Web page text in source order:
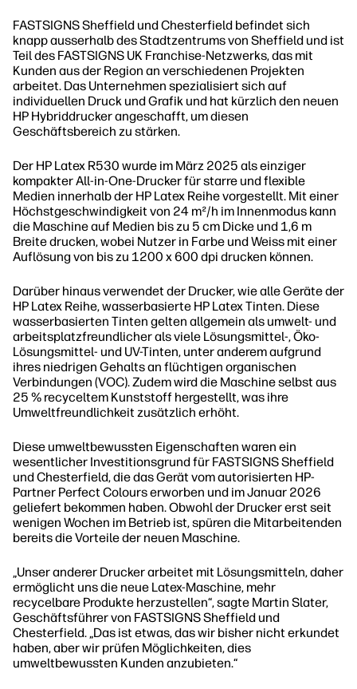
FASTSIGNS Sheffield und Chesterfield befindet sich
knapp ausserhalb des Stadtzentrums von Sheffield und ist
Teil des FASTSIGNS UK Franchise-Netzwerks, das mit
Kunden aus der Region an verschiedenen Projekten
arbeitet. Das Unternehmen spezialisiert sich auf
individuellen Druck und Grafik und hat kürzlich den neuen
HP Hybriddrucker angeschafft, um diesen
Geschäftsbereich zu stärken.
Der HP Latex R530 wurde im März 2025 als einziger
kompakter All-in-One-Drucker für starre und flexible
Medien innerhalb der HP Latex Reihe vorgestellt. Mit einer
Höchstgeschwindigkeit von 24 m²/h im Innenmodus kann
die Maschine auf Medien bis zu 5 cm Dicke und 1,6 m
Breite drucken, wobei Nutzer in Farbe und Weiss mit einer
Auflösung von bis zu 1200 x 600 dpi drucken können.
Darüber hinaus verwendet der Drucker, wie alle Geräte der
HP Latex Reihe, wasserbasierte HP Latex Tinten. Diese
wasserbasierten Tinten gelten allgemein als umwelt- und
arbeitsplatzfreundlicher als viele Lösungsmittel-, Öko-
Lösungsmittel- und UV-Tinten, unter anderem aufgrund
ihres niedrigen Gehalts an flüchtigen organischen
Verbindungen (VOC). Zudem wird die Maschine selbst aus
25 % recyceltem Kunststoff hergestellt, was ihre
Umweltfreundlichkeit zusätzlich erhöht.
Diese umweltbewussten Eigenschaften waren ein
wesentlicher Investitionsgrund für FASTSIGNS Sheffield
und Chesterfield, die das Gerät vom autorisierten HP-
Partner Perfect Colours erworben und im Januar 2026
geliefert bekommen haben. Obwohl der Drucker erst seit
wenigen Wochen im Betrieb ist, spüren die Mitarbeitenden
bereits die Vorteile der neuen Maschine.
„Unser anderer Drucker arbeitet mit Lösungsmitteln, daher
ermöglicht uns die neue Latex-Maschine, mehr
recycelbare Produkte herzustellen“, sagte Martin Slater,
Geschäftsführer von FASTSIGNS Sheffield und
Chesterfield. „Das ist etwas, das wir bisher nicht erkundet
haben, aber wir prüfen Möglichkeiten, dies
umweltbewussten Kunden anzubieten.“